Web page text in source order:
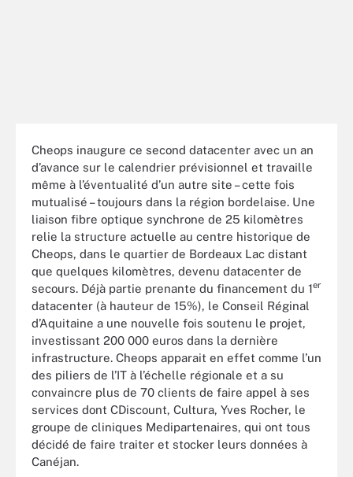
Cheops inaugure ce second datacenter avec un an
d’avance sur le calendrier prévisionnel et travaille
même à l’éventualité d’un autre site – cette fois
mutualisé – toujours dans la région bordelaise. Une
liaison fibre optique synchrone de 25 kilomètres
relie la structure actuelle au centre historique de
Cheops, dans le quartier de Bordeaux Lac distant
que quelques kilomètres, devenu datacenter de
secours. Déjà partie prenante du financement du 1er
datacenter (à hauteur de 15%), le Conseil Réginal
d’Aquitaine a une nouvelle fois soutenu le projet,
investissant 200 000 euros dans la dernière
infrastructure. Cheops apparait en effet comme l’un
des piliers de l’IT à l’échelle régionale et a su
convaincre plus de 70 clients de faire appel à ses
services dont CDiscount, Cultura, Yves Rocher, le
groupe de cliniques Medipartenaires, qui ont tous
décidé de faire traiter et stocker leurs données à
Canéjan.